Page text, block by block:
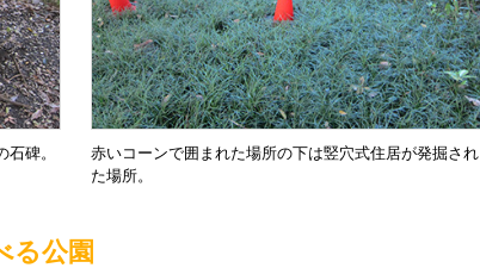
碑。
赤いコーンで囲まれた場所の下は竪穴式住居が発掘され
た場所。
る公園